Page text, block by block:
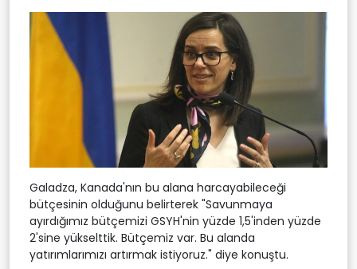
Galadza, Kanada'nın bu alana harcayabileceği
bütçesinin olduğunu belirterek "Savunmaya
ayırdığımız bütçemizi GSYH'nin yüzde 1,5'inden yüzde
2'sine yükselttik. Bütçemiz var. Bu alanda
yatırımlarımızı artırmak istiyoruz." diye konuştu.